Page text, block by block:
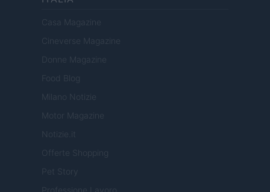
Casa Magazine
Cineverse Magazine
Donne Magazine
Food Blog
Milano Notizie
Motor Magazine
Notizie.it
Offerte Shopping
Pet Story